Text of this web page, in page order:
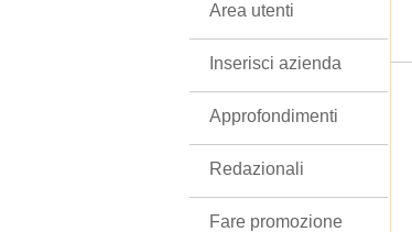
Area utenti
Inserisci azienda
Approfondimenti
Redazionali
Fare promozione